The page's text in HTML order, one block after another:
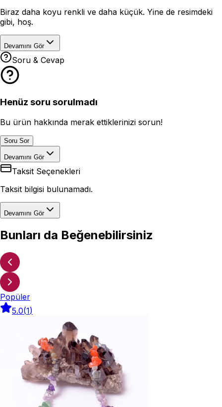
Biraz daha koyu renkli ve daha küçük. Yine de resimdeki
gibi, hoş.
Devamını Gör
Soru & Cevap
Henüz soru sorulmadı
Bu ürün hakkında merak ettiklerinizi sorun!
Soru Sor
Devamını Gör
Taksit Seçenekleri
Taksit bilgisi bulunamadı.
Devamını Gör
Bunları da Beğenebilirsiniz
Popüler
5.0(1)